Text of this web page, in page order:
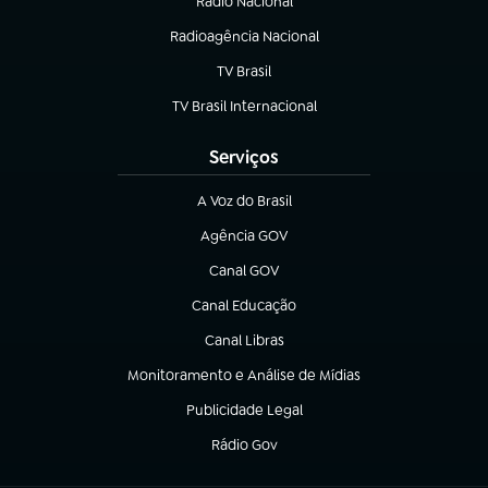
Radioagência Nacional
(abre em nova aba)
TV Brasil
(abre em nova aba)
TV Brasil Internacional
(abre em nova aba)
Serviços
A Voz do Brasil
(abre em nova aba)
Agência GOV
(abre em nova aba)
Canal GOV
(abre em nova aba)
Canal Educação
(abre em nova aba)
Canal Libras
(abre em nova aba)
Monitoramento e Análise de Mídias
(abre em nova aba)
Publicidade Legal
(abre em nova aba)
Rádio Gov
(abre em nova aba)